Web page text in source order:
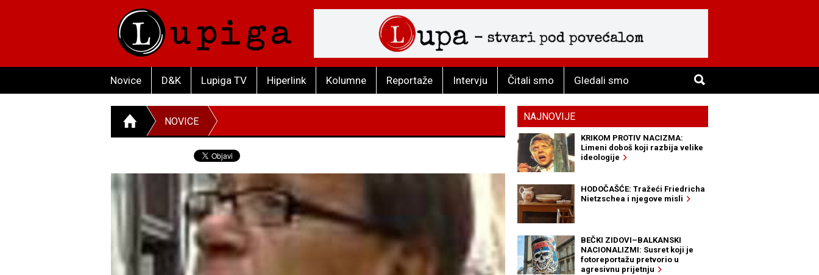
Novice D&K Lupiga TV Hiperlink Kolumne Reportaže Intervju Čitali smo Gledali smo
NOVICE NAJNOVIJE
KRIKOM PROTIV NACIZMA:
Limeni doboš koji razbija velike
ideologije
HODOČAŠĆE: Tražeći Friedricha
Nietzschea i njegove misli
BEČKI ZIDOVI–BALKANSKI
NACIONALIZMI: Susret koji je
fotoreportažu pretvorio u
agresivnu prijetnju